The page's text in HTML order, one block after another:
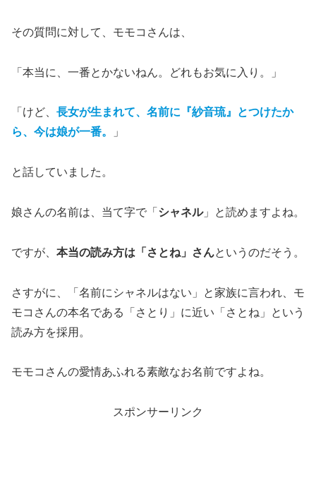
その質問に対して、モモコさんは、
「本当に、一番とかないねん。どれもお気に入り。」
「けど、 長女が生まれて、名前に『紗音琉』とつけたか
ら、今は娘が一番。
」
と話していました。
娘さんの名前は、当て字で「シャネル」と読めますよね。
ですが、 本当の読み方は「さとね」さんというのだそう。
さすがに、「名前にシャネルはない」と家族に言われ、モ
モコさんの本名である「さとり」に近い「さとね」という
読み方を採用。
モモコさんの愛情あふれる素敵なお名前ですよね。
スポンサーリンク